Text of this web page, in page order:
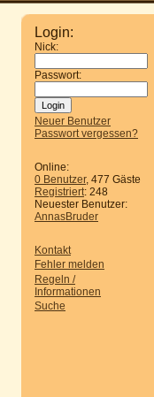
Login:
Nick:
Passwort:
Neuer Benutzer
Passwort vergessen?
Online:
0 Benutzer, 477 Gäste
Registriert: 248
Neuester Benutzer:
AnnasBruder
Kontakt
Fehler melden
Regeln /
Informationen
Suche